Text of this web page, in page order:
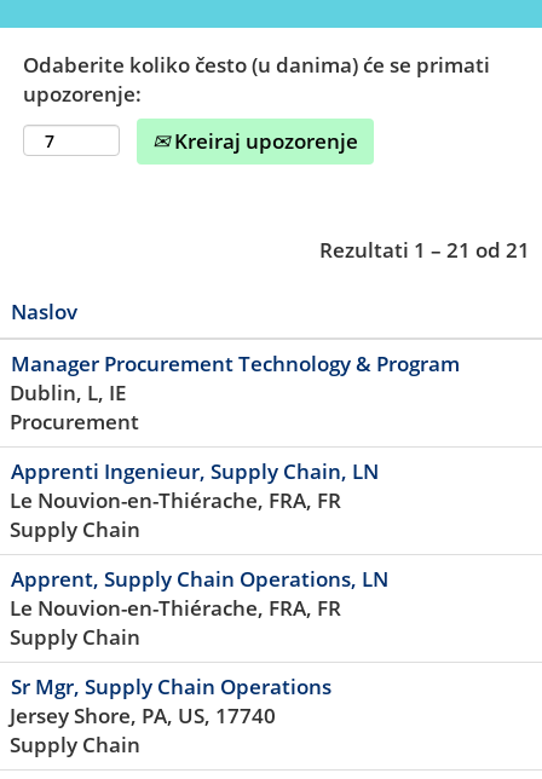
Odaberite koliko često (u danima) će se primati
upozorenje:
Kreiraj upozorenje
Rezultati 1 – 21 od 21
Naslov
Manager Procurement Technology & Program
Dublin, L, IE
Procurement
Apprenti Ingenieur, Supply Chain, LN
Le Nouvion-en-Thiérache, FRA, FR
Supply Chain
Apprent, Supply Chain Operations, LN
Le Nouvion-en-Thiérache, FRA, FR
Supply Chain
Sr Mgr, Supply Chain Operations
Jersey Shore, PA, US, 17740
Supply Chain